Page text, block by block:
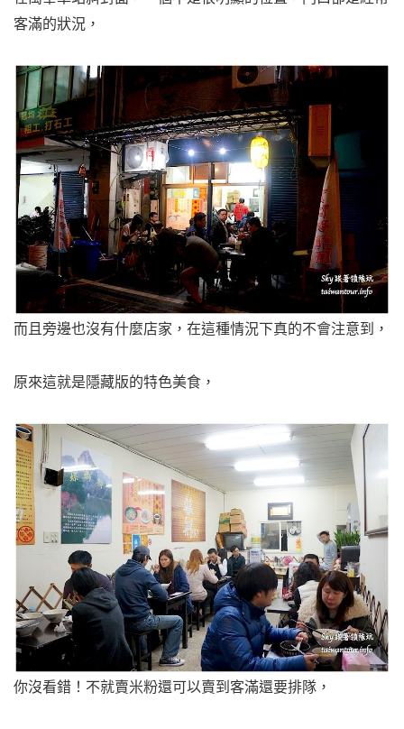
客滿的狀況，
而且旁邊也沒有什麼店家，在這種情況下真的不會注意到，
原來這就是隱藏版的特色美食，
你沒看錯！不就賣米粉還可以賣到客滿還要排隊，